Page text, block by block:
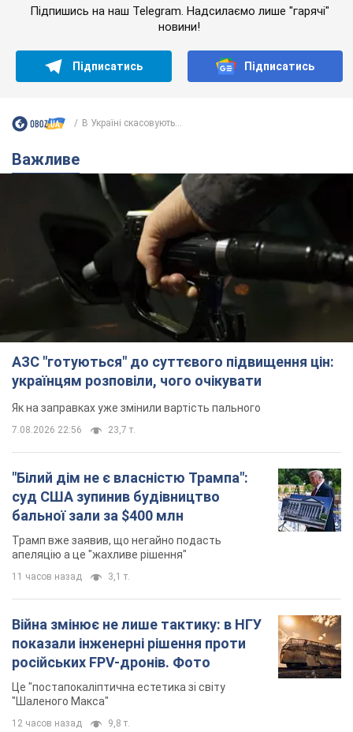
Підпишись на наш Telegram. Надсилаємо лише "гарячі"
новини!
Підписатись Підписатись
В Україні скасовують...
Важливе
АЗС "готуються" до суттєвого підвищення цін:
українцям розповіли, чого очікувати
Як на заправках уже змінили вартість пального
7.08.2026 22:56 23,7 т.
"Білий дім не є власністю Трампа":
суд США зупинив будівництво
бальної зали за $400 млн
Трамп вже заявив, що негайно подасть
апеляцію а це "жахливе рішення"
11 часов назад 3,1 т.
Війна змінює не лише тактику: в НГУ
показали інженерні рішення проти
російських FPV-дронів. Фото
Це "постапокаліптична естетика зі світу
"Шаленого Макса"
12 часов назад 9,8 т.